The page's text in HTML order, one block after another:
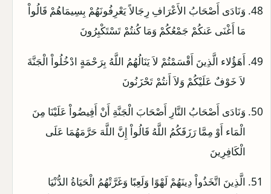
وَنَادَى أَصْحَابُ الأَعْرَافِ رِجَالاً يَعْرِفُونَهُمْ بِسِيمَاهُمْ قَالُواْ
مَا أَغْنَى عَنكُمْ جَمْعُكُمْ وَمَا كُنتُمْ تَسْتَكْبِرُونَ
أَهَؤُلاء الَّذِينَ أَقْسَمْتُمْ لاَ يَنَالُهُمُ اللَّهُ بِرَحْمَةٍ ادْخُلُواْ الْجَنَّةَ
لاَ خَوْفٌ عَلَيْكُمْ وَلاَ أَنتُمْ تَحْزَنُونَ
وَنَادَى أَصْحَابُ النَّارِ أَصْحَابَ الْجَنَّةِ أَنْ أَفِيضُواْ عَلَيْنَا مِنَ
الْمَاء أَوْ مِمَّا رَزَقَكُمُ اللَّهُ قَالُواْ إِنَّ اللَّهَ حَرَّمَهُمَا عَلَى
الْكَافِرِينَ
الَّذِينَ اتَّخَذُواْ دِينَهُمْ لَهْوًا وَلَعِبًا وَغَرَّتْهُمُ الْحَيَاةُ الدُّنْيَا